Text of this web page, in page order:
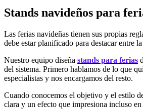
Stands navideños para
Las ferias navideñas tienen sus propias
debe estar planificado para destacar entre
Nuestro equipo diseña stands para ferias
del sistema. Primero hablamos de lo que
especialistas y nos encargamos del resto.
Cuando conocemos el objetivo y el estilo
clara y un efecto que impresiona incluso